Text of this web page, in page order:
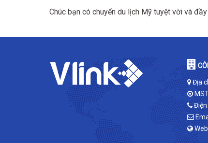
Chúc bạn có chuyến du lịch Mỹ tuyệt vời và
Địa